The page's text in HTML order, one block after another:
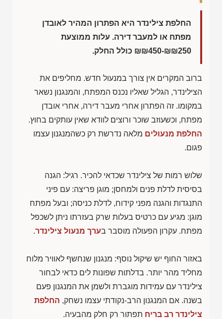
החלפת צילינדר היא הפתרון המהיר לאובדן
מפתח או למעבר דירה. עלות ממוצעת
₪₪450-₪₪250 כולל החלק.
ברוב המקרים אין צורך במנעול חדש. מחליפים את
הצילינדר, הגליל שאליו נכנס המפתח, והמנגנון נשאר
במקומו. זה הפתרון אחרי מעבר דירה, אחרי אובדן
מפתח, וכשעוזב שוכר ורוצים לוודא שאין עותקים בחוץ.
החלפת מנעולים מלאה נדרשת רק כשהמנגנון עצמו
פגום.
שלוש רמות של צילינדר שכדאי להכיר. רגיל: הגנה
בסיסית לדלת פנים ולמחסן; מוגן פריצה: עם פיני
התנגדות והגנה מפני קידוח, לדלת כניסה; ובעל מפתח
מוגן: מגיע עם כרטיס בעלות שרק בעזרתו ניתן לשכפל
מפתח. עקרון הפעולה מוסבר בערך מנעול צילינדר.
באזור החוף יש שיקול נוסף: מנגנון שנחשף לאוויר מלוח
מחליד מהר יותר. בדלתות שפונות לים כדאי לבחור
צילינדר עם עמידות מוגברת ולשמן את המנגנון פעם
בשנה. אם המנגנון הרב-נקודתי עצמו נשחק, החלפת
צילינדר רב בריח תפתור רק חלק מהבעיה.